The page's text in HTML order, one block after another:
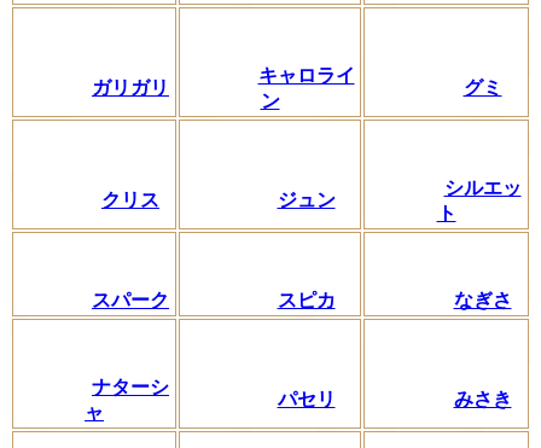
ガリガリ
キャロライ
ン
グミ
クリス ジュン
シルエッ
ト
スパーク スピカ なぎさ
ナターシ
ャ
パセリ みさき